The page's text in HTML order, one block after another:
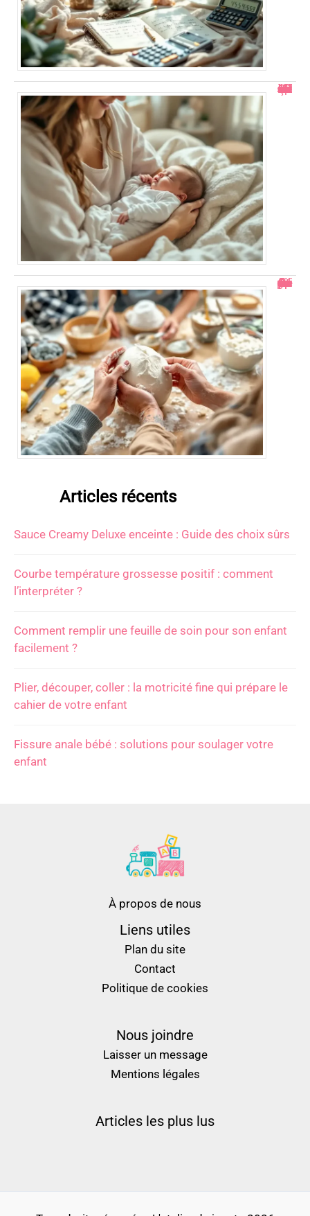
Bébé s’endort au biberon : 5 solutions efficaces si ça arrive 1h après
Comment faire le papier mâché : guide étape par étape facile
Articles récents
Sauce Creamy Deluxe enceinte : Guide des choix sûrs
Courbe température grossesse positif : comment
l’interpréter ?
Comment remplir une feuille de soin pour son enfant
facilement ?
Plier, découper, coller : la motricité fine qui prépare le
cahier de votre enfant
Fissure anale bébé : solutions pour soulager votre
enfant
À propos de nous
Liens utiles
Plan du site
Contact
Politique de cookies
Nous joindre
Laisser un message
Mentions légales
Articles les plus lus